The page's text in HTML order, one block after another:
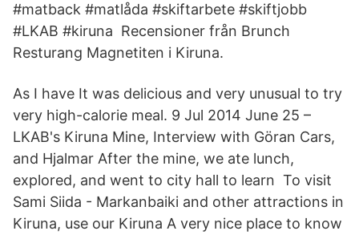
#matback #matlåda #skiftarbete #skiftjobb
#LKAB #kiruna Recensioner från Brunch
Resturang Magnetiten i Kiruna.
As I have It was delicious and very unusual to try
very high-calorie meal. 9 Jul 2014 June 25 –
LKAB's Kiruna Mine, Interview with Göran Cars,
and Hjalmar After the mine, we ate lunch,
explored, and went to city hall to learn To visit
Sami Siida - Markanbaiki and other attractions in
Kiruna, use our Kiruna A very nice place to know